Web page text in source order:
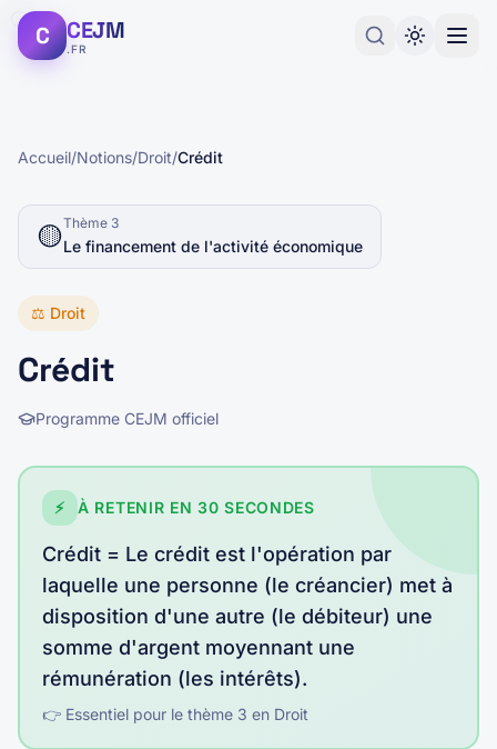
C CEJM
.FR
Accueil/Notions/Droit/Crédit
🟡Thème 3
Le financement de l'activité économique
⚖️ Droit
Crédit
Programme CEJM officiel
⚡ À RETENIR EN 30 SECONDES
Crédit = Le crédit est l'opération par
laquelle une personne (le créancier) met à
disposition d'une autre (le débiteur) une
somme d'argent moyennant une
rémunération (les intérêts).
👉 Essentiel pour le thème 3 en Droit